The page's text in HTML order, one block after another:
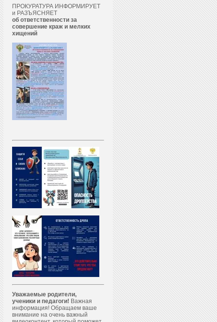
ПРОКУРАТУРА ИНФОРМИРУЕТ
и РАЗЪЯСНЯЕТ
об ответственности за
совершение краж и мелких
хищений
Уважаемые родители,
ученики и педагоги! Важная
информация! Обращаем ваше
внимание на очень важный